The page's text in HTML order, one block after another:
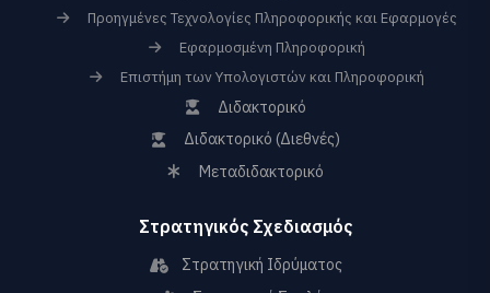
Προηγμένες Τεχνολογίες Πληροφορικής και Εφαρμογές
Εφαρμοσμένη Πληροφορική
Επιστήμη των Υπολογιστών και Πληροφορική
Διδακτορικό
Διδακτορικό (Διεθνές)
Μεταδιδακτορικό
Στρατηγικός Σχεδιασμός
Στρατηγική Ιδρύματος